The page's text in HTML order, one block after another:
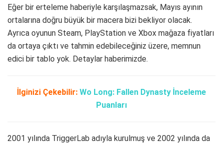
Eğer bir erteleme haberiyle karşılaşmazsak, Mayıs ayının
ortalarına doğru büyük bir macera bizi bekliyor olacak.
Ayrıca oyunun Steam, PlayStation ve Xbox mağaza fiyatları
da ortaya çıktı ve tahmin edebileceğiniz üzere, memnun
edici bir tablo yok. Detaylar haberimizde.
İlginizi Çekebilir: Wo Long: Fallen Dynasty İnceleme
Puanları
2001 yılında TriggerLab adıyla kurulmuş ve 2002 yılında da